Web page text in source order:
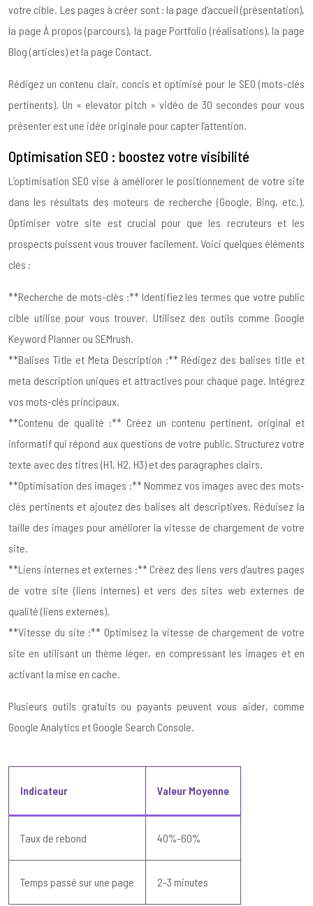
votre cible. Les pages à créer sont : la page d’accueil (présentation),
la page À propos (parcours), la page Portfolio (réalisations), la page
Blog (articles) et la page Contact.
Rédigez un contenu clair, concis et optimisé pour le SEO (mots-clés
pertinents). Un « elevator pitch » vidéo de 30 secondes pour vous
présenter est une idée originale pour capter l’attention.
Optimisation SEO : boostez votre visibilité
L’optimisation SEO vise à améliorer le positionnement de votre site
dans les résultats des moteurs de recherche (Google, Bing, etc.).
Optimiser votre site est crucial pour que les recruteurs et les
prospects puissent vous trouver facilement. Voici quelques éléments
clés :
**Recherche de mots-clés :** Identifiez les termes que votre public
cible utilise pour vous trouver. Utilisez des outils comme Google
Keyword Planner ou SEMrush.
**Balises Title et Meta Description :** Rédigez des balises title et
meta description uniques et attractives pour chaque page. Intégrez
vos mots-clés principaux.
**Contenu de qualité :** Créez un contenu pertinent, original et
informatif qui répond aux questions de votre public. Structurez votre
texte avec des titres (H1, H2, H3) et des paragraphes clairs.
**Optimisation des images :** Nommez vos images avec des mots-
clés pertinents et ajoutez des balises alt descriptives. Réduisez la
taille des images pour améliorer la vitesse de chargement de votre
site.
**Liens internes et externes :** Créez des liens vers d’autres pages
de votre site (liens internes) et vers des sites web externes de
qualité (liens externes).
**Vitesse du site :** Optimisez la vitesse de chargement de votre
site en utilisant un thème léger, en compressant les images et en
activant la mise en cache.
Plusieurs outils gratuits ou payants peuvent vous aider, comme
Google Analytics et Google Search Console.
Indicateur Valeur Moyenne
Taux de rebond 40%-60%
Temps passé sur une page 2-3 minutes